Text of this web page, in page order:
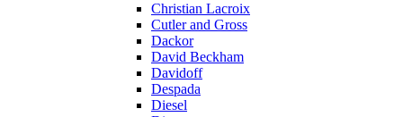
Christian Lacroix
Cutler and Gross
Dackor
David Beckham
Davidoff
Despada
Diesel